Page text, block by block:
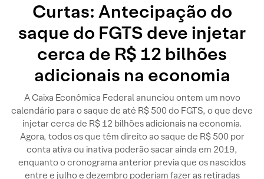
Curtas: Antecipação do
saque do FGTS deve injetar
cerca de R$ 12 bilhões
adicionais na economia
A Caixa Econômica Federal anunciou ontem um novo
calendário para o saque de até R$ 500 do FGTS, o que deve
injetar cerca de R$ 12 bilhões adicionais na economia.
Agora, todos os que têm direito ao saque de R$ 500 por
conta ativa ou inativa poderão sacar ainda em 2019,
enquanto o cronograma anterior previa que os nascidos
entre e julho e dezembro poderiam fazer as retiradas